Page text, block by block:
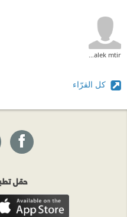
كل القرّاء
حمّل